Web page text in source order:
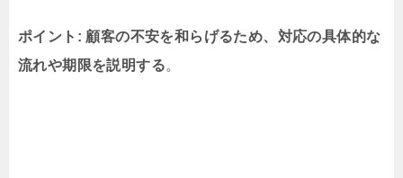
ポイント: 顧客の不安を和らげるため、対応の具体的な
流れや期限を説明する。